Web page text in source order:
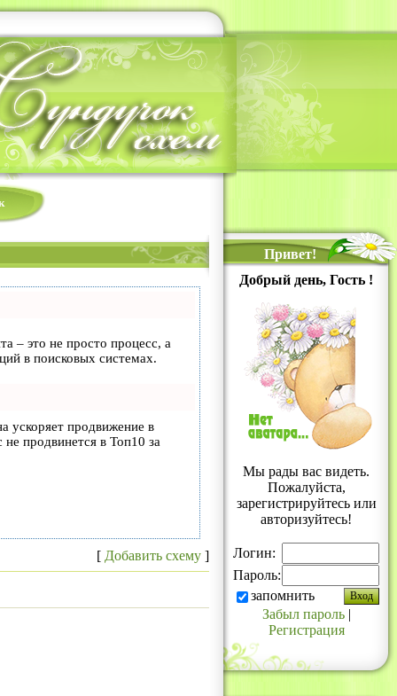
– это не просто процесс, а
в поисковых системах.
ускоряет продвижение в
продвинется в Топ10 за
[ Добавить схему ]
Привет!
Добрый день, Гость !
Мы рады вас видеть.
Пожалуйста,
зарегистрируйтесь или
авторизуйтесь!
Логин:
Пароль:
запомнить
Забыл пароль|
Регистрация